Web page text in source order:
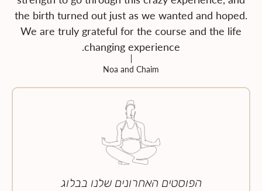
the birth turned out just as we wanted and hoped.
We are truly grateful for the course and the life
changing experience.
Noa and Chaim
הפוסטים האחרונים שלנו בבלוג